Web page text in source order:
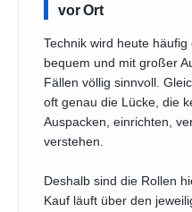
vor Ort
Technik wird heute häufig
bequem und mit großer
Fällen völlig sinnvoll.
oft genau die Lücke, die
Auspacken, einrichten,
verstehen.
Deshalb sind die Rollen
Kauf läuft über den